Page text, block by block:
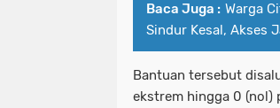
Baca Juga : Warga
Sindur Kesal, Akses
Bantuan tersebut
ekstrem hingga 0 (nol)